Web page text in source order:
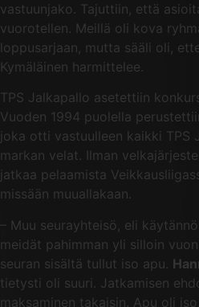
vastuunjako. Tajuttiin, että
vuorotellen. Meillä oli kova
loppusarjaan, mutta sääli oli,
Kymäläinen harmittelee.
TPS Jalkapallo asetettiin
Vuoden 1994 puolella
joka otti vastuulleen kaikki TPS
markan velat. Ilman
jatkaa pelaamista
missään muuallakaan.
– Muu seurayhteisö, eli
meidät pahimman yli silloin
seuran sisältä tullut iso apu.
tietysti oli suuri. Jatkamisen
maksaminen takaisin. Apu oli